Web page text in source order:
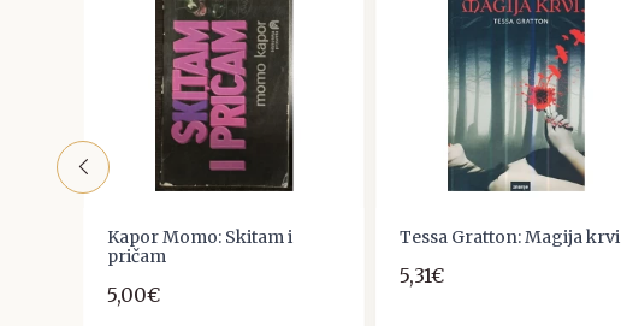
Kapor Momo: Skitam i
pričam
5,00€
Tessa Gratton: Magija krvi
5,31€